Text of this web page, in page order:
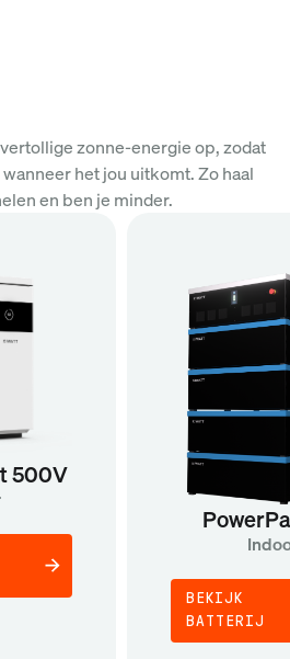
zonne-energie op, zodat
het jou uitkomt. Zo haal
en ben je minder.
500V
BEKIJK
BATTERIJ